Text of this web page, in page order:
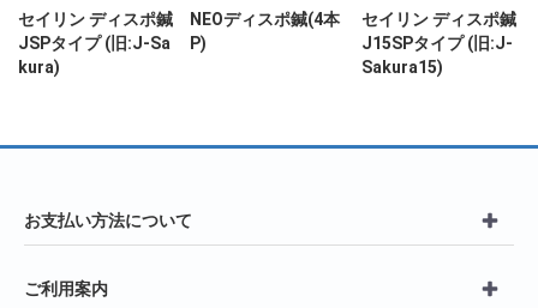
セイリン ディスポ鍼
JSPタイプ (旧:J-Sa
kura)
NEOディスポ鍼(4本
P)
セイリン ディスポ鍼
J15SPタイプ (旧:J-
Sakura15)
お支払い方法について
ご利用案内